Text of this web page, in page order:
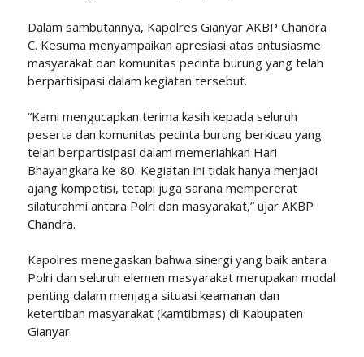
Dalam sambutannya, Kapolres Gianyar AKBP Chandra
C. Kesuma menyampaikan apresiasi atas antusiasme
masyarakat dan komunitas pecinta burung yang telah
berpartisipasi dalam kegiatan tersebut.
“Kami mengucapkan terima kasih kepada seluruh
peserta dan komunitas pecinta burung berkicau yang
telah berpartisipasi dalam memeriahkan Hari
Bhayangkara ke-80. Kegiatan ini tidak hanya menjadi
ajang kompetisi, tetapi juga sarana mempererat
silaturahmi antara Polri dan masyarakat,” ujar AKBP
Chandra.
Kapolres menegaskan bahwa sinergi yang baik antara
Polri dan seluruh elemen masyarakat merupakan modal
penting dalam menjaga situasi keamanan dan
ketertiban masyarakat (kamtibmas) di Kabupaten
Gianyar.